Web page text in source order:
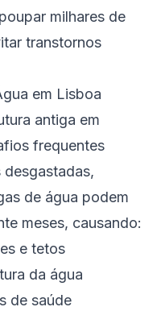
milhares de
transtornos
em Lisboa
antiga em
frequentes
de água podem
meses, causando:
e tetos
da água
de saúde